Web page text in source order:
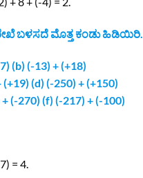
ಬಳಸದೆ ಮೊತ್ತ ಕಂಡು ಹಿಡಿಯಿರಿ.
(b) (-13) + (+18)
(+19) (d) (-250) + (+150)
(-270) (f) (-217) + (-100)
= 4.